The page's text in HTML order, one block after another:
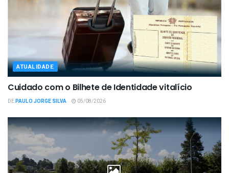
ATUALIDADE
Cuidado com o Bilhete de Identidade vitalício
DEPAULO JORGE SILVA 05/08/2026